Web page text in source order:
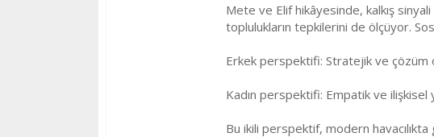
Mete ve Elif hikâyesinde, kalkış
toplulukların tepkilerini de ölçüyor.
Erkek perspektifi: Stratejik ve çözüm
Kadın perspektifi: Empatik ve ilişkisel
Bu ikili perspektif, modern